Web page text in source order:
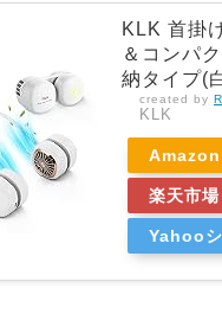
KLK 首掛
＆コンパ
納タイプ(
created by
KLK
Amazon
楽天市場
Yahoo